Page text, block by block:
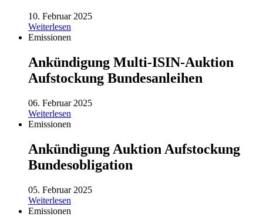
10. Februar 2025
Weiterlesen
Emissionen
Ankündigung Multi-ISIN-Auktion
Aufstockung Bundesanleihen
06. Februar 2025
Weiterlesen
Emissionen
Ankündigung Auktion Aufstockung
Bundesobligation
05. Februar 2025
Weiterlesen
Emissionen